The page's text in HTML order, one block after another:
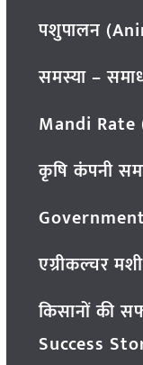
पशुपालन
समस्या –
Mandi Rate
कृषि कंपनी
एग्रीकल्चर
किसानों की
Success